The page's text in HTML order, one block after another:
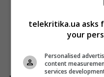
telekritika.ua asks
your
Personalised
content
services